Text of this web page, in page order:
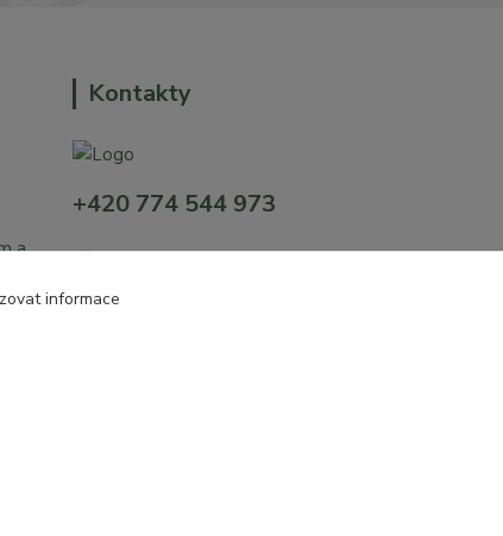
a
Kontakty
+420 774 544 973
informace